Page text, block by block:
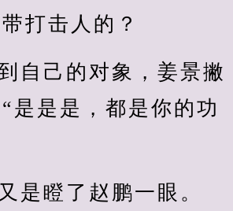
打击人的？
自己的对象，姜景撇
是是是，都是你的功
是瞪了赵鹏一眼。